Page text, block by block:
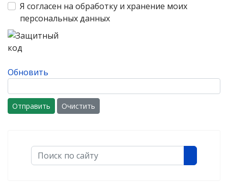
Я согласен на обработку и хранение моих
персональных данных
Обновить
Отправить Очистить
Поиск